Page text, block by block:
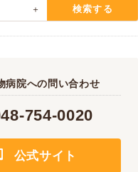
検索する
病院への問い合わせ
754-0020
公式サイト